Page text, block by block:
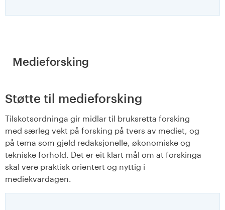
Medieforsking
Støtte til medieforsking
Tilskotsordninga gir midlar til bruksretta forsking
med særleg vekt på forsking på tvers av mediet, og
på tema som gjeld redaksjonelle, økonomiske og
tekniske forhold. Det er eit klart mål om at forskinga
skal vere praktisk orientert og nyttig i
mediekvardagen.